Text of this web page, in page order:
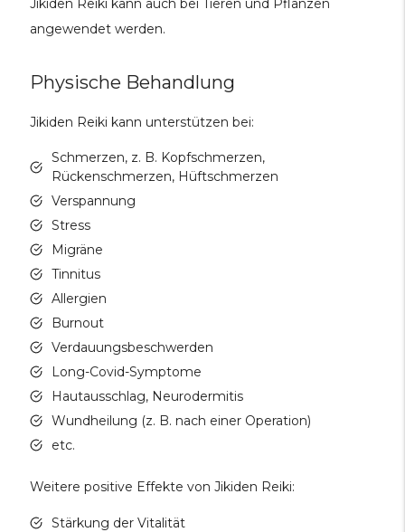
Jikiden Reiki kann auch bei Tieren und Pflanzen
angewendet werden.
Physische Behandlung
Jikiden Reiki kann unterstützen bei:
Schmerzen, z. B. Kopfschmerzen,
Rückenschmerzen, Hüftschmerzen
Verspannung
Stress
Migräne
Tinnitus
Allergien
Burnout
Verdauungsbeschwerden
Long-Covid-Symptome
Hautausschlag, Neurodermitis
Wundheilung (z. B. nach einer Operation)
etc.
Weitere positive Effekte von Jikiden Reiki:
Stärkung der Vitalität